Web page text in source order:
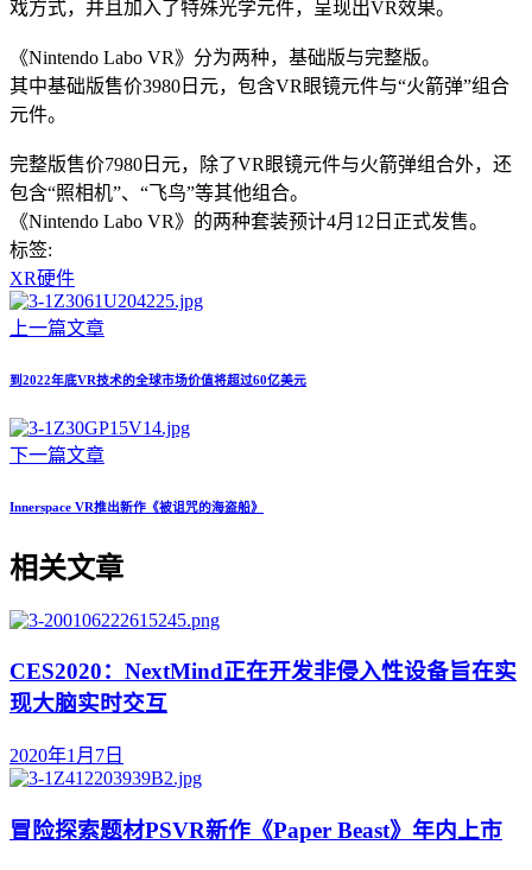
戏方式，并且加入了特殊光学元件，呈现出VR效果。
《Nintendo Labo VR》分为两种，基础版与完整版。
其中基础版售价3980日元，包含VR眼镜元件与“火箭弹”组合
元件。
完整版售价7980日元，除了VR眼镜元件与火箭弹组合外，还
包含“照相机”、“飞鸟”等其他组合。
《Nintendo Labo VR》的两种套装预计4月12日正式发售。
标签:
XR硬件
上一篇文章
到2022年底VR技术的全球市场价值将超过60亿美元
下一篇文章
Innerspace VR推出新作《被诅咒的海盗船》
相关文章
CES2020：NextMind正在开发非侵入性设备旨在实
现大脑实时交互
2020年1月7日
冒险探索题材PSVR新作《Paper Beast》年内上市